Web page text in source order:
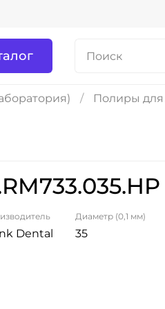
Полиры для
Dental
Диаметр (0,1 мм)
35